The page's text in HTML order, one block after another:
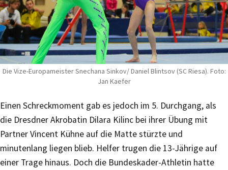
Die Vize-Europameister Snechana Sinkov/ Daniel Blintsov (SC Riesa). Foto:
Jan Kaefer
Einen Schreckmoment gab es jedoch im 5. Durchgang, als
die Dresdner Akrobatin Dilara Kilinc bei ihrer Übung mit
Partner Vincent Kühne auf die Matte stürzte und
minutenlang liegen blieb. Helfer trugen die 13-Jährige auf
einer Trage hinaus. Doch die Bundeskader-Athletin hatte